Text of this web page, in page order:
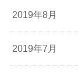
2019年8月
2019年7月